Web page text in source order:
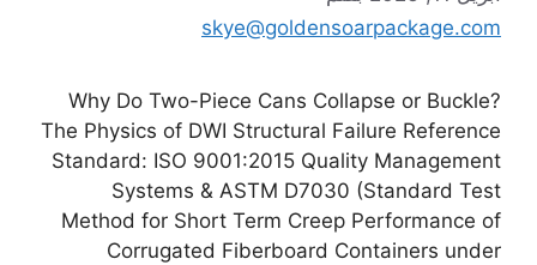
skye@goldensoarpackage.com
Why Do Two-Piece Cans Collapse or Buckle?
The Physics of DWI Structural Failure Reference
Standard: ISO 9001:2015 Quality Management
Systems & ASTM D7030 (Standard Test
Method for Short Term Creep Performance of
Corrugated Fiberboard Containers under